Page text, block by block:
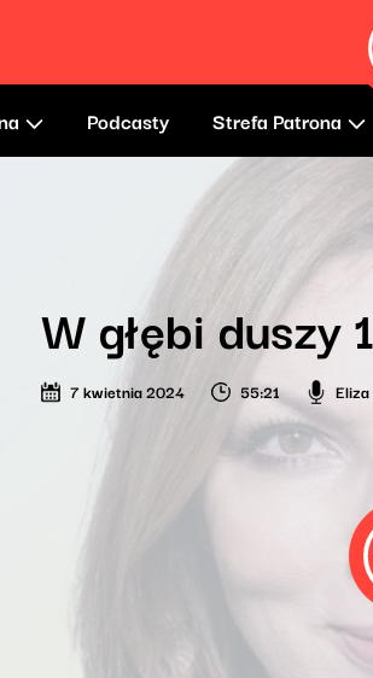
Podcasty Strefa Patrona
W głębi duszy
7 kwietnia 2024 55:21